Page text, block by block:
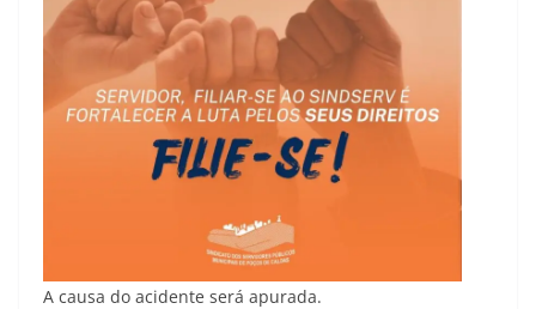
A causa do acidente será apurada.